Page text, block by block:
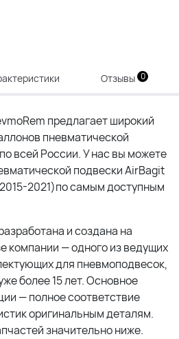
Отзывы 0
предлагает широкий
пневматической
всей России. У нас вы можете
подвески AirBagit
2021)по самым доступным
и создана на
компании — одного из ведущих
для пневмоподвесок,
более 15 лет. Основное
— полное соответствие
оригинальным деталям.
значительно ниже.